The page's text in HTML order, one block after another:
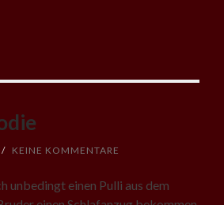
/ KEINE KOMMENTARE
unbedingt einen Pulli aus dem